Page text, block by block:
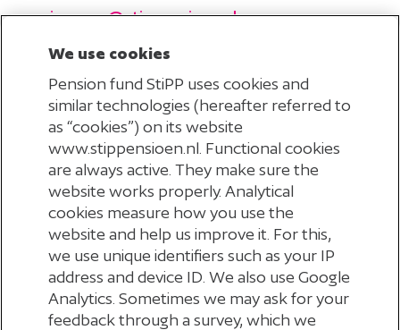
naarincasso@stippensioen.nl.
Stuur je het liever per post? Stuur het formulier
dan naar:
StiPP
Afdeling Incasso
Postbus 299
3700 AG Zeist
Bekijk het machtigingsformulier automatische
incasso
We use cookies
Pension fund StiPP uses cookies and
similar technologies (hereafter referred to
as “cookies”) on its website
www.stippensioen.nl. Functional cookies
are always active. They make sure the
website works properly. Analytical
cookies measure how you use the
website and help us improve it. For this,
we use unique identifiers such as your IP
address and device ID. We also use Google
Analytics. Sometimes we may ask for your
feedback through a survey, which we